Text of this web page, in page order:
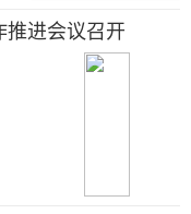
推进会议召开